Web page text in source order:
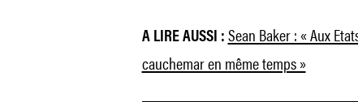
A LIRE AUSSI : Sean Baker : « Aux
cauchemar en même temps »